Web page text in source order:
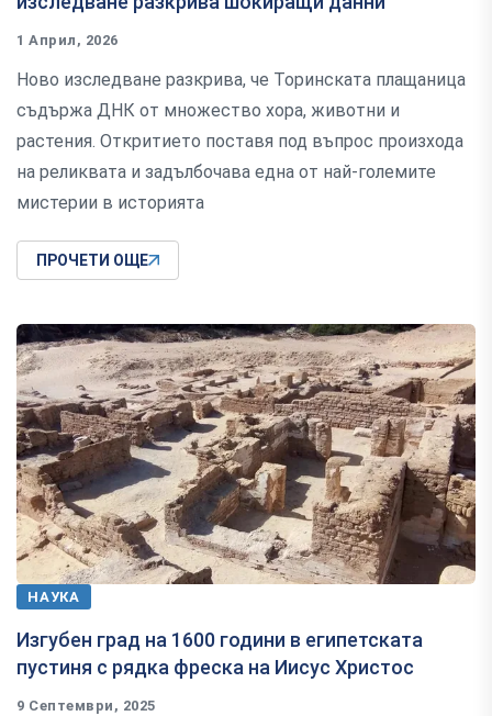
1 Април, 2026
Ново изследване разкрива, че Торинската плащаница
съдържа ДНК от множество хора, животни и
растения. Откритието поставя под въпрос произхода
на реликвата и задълбочава една от най-големите
мистерии в историята
ПРОЧЕТИ ОЩЕ
НАУКА
Изгубен град на 1600 години в египетската
пустиня с рядка фреска на Иисус Христос
9 Септември, 2025